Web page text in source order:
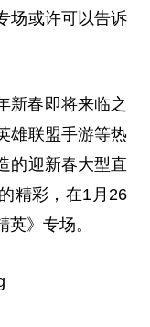
场或许可以告诉
新春即将来临之
雄联盟手游等热
的迎新春大型直
精彩，在1月26
英》专场。